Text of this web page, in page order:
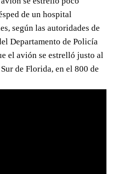
de un hospital
según las autoridades de
Departamento de Policía
el avión se estrelló justo al
de Florida, en el 800 de